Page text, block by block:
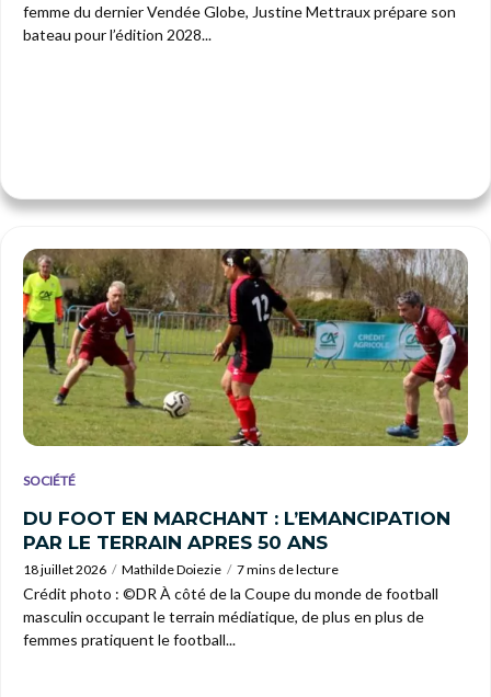
femme du dernier Vendée Globe, Justine Mettraux prépare son
bateau pour l’édition 2028...
SOCIÉTÉ
DU FOOT EN MARCHANT : L’EMANCIPATION
PAR LE TERRAIN APRES 50 ANS
18 juillet 2026 Mathilde Doiezie 7 mins de lecture
Crédit photo : ©DR À côté de la Coupe du monde de football
masculin occupant le terrain médiatique, de plus en plus de
femmes pratiquent le football...